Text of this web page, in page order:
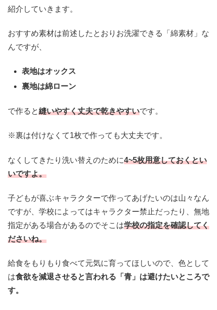
紹介していきます。
おすすめ素材は前述したとおりお洗濯できる「綿素材」な
んですが、
表地はオックス
裏地は綿ローン
で作ると縫いやすく丈夫で乾きやすいです。
※裏は付けなくて1枚で作っても大丈夫です。
なくしてきたり洗い替えのために4~5枚用意しておくとい
いですよ。
子どもが喜ぶキャラクターで作ってあげたいのは山々なん
ですが、学校によってはキャラクター禁止だったり、無地
指定がある場合があるのでそこは学校の指定を確認してく
ださいね。
給食をもりもり食べて元気に育ってほしいので、色として
は食欲を減退させると言われる「青」は避けたいところで
す。